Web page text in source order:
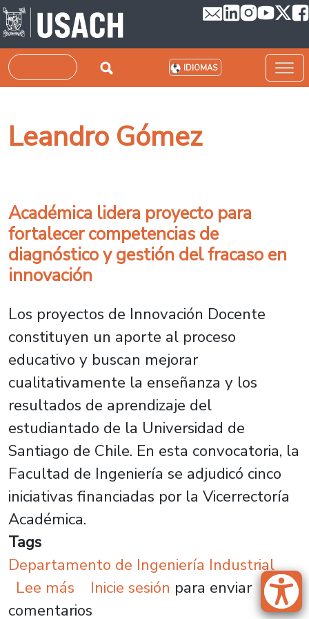
Pasar al contenido principal
Buscar IDIOMAS
Leandro Gómez
Académica lidera proyecto para
fortalecer competencias de
diagnóstico y gestión del fracaso en
innovación
Los proyectos de Innovación Docente
constituyen un aporte al proceso
educativo y buscan mejorar
cualitativamente la enseñanza y los
resultados de aprendizaje del
estudiantado de la Universidad de
Santiago de Chile. En esta convocatoria, la
Facultad de Ingeniería se adjudicó cinco
iniciativas financiadas por la Vicerrectoría
Académica.
Tags
Departamento de Ingeniería Industrial
Lee más sobre Académica lidera
Inicie sesión para enviar
comentarios